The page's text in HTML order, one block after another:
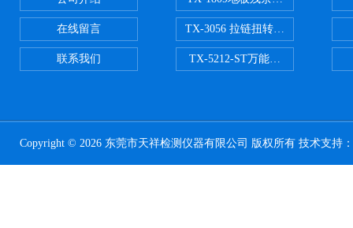
在线留言
联系我们
TX-3056 拉链扭转试验机
TX-5212-ST万能磨耗试验机（
Copyright © 2026 东莞市天祥检测仪器有限公司 版权所有 技术支持：